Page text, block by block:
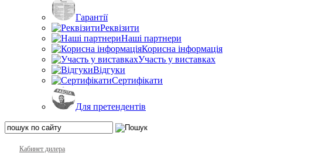
Гарантії
Реквізити
Наші партнери
Корисна інформація
Участь у виставках
Відгуки
Сертифікати
Для претендентів
Кабинет дилера